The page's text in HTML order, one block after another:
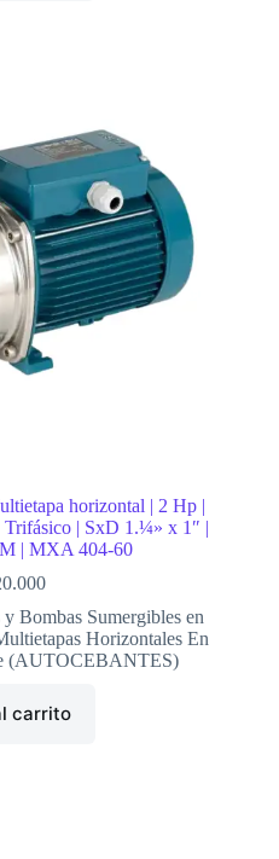
horizontal | 2 Hp |
| SxD 1.¼» x 1″ |
| MXA 404-60
Bombas Sumergibles en
Horizontales En
(AUTOCEBANTES)
carrito